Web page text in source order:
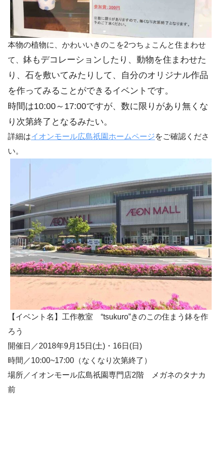
本物の植物に、かわいいきのこを2つちょこんと住まわせ
て、 鉢もデコレーションしたり、動物を住まわせた
り、 石を敷いてみたりして、自分のオリジナル作品
を作ってみることができるイベントです。
時間は10:00～17:00ですが、数に限りがあり無くな
り次第終了となるみたい。
詳細はイオンモール広島祇園ホームページをご確認くださ
い。
【イベント名】工作教室 “tsukuro”きのこの住まう鉢を作
ろう
開催日／2018年9月15日(土)・16日(日)
時間／10:00~17:00（なくなり次第終了）
場所／イオンモール広島祇園専門店2階 メガネのタナカ
前